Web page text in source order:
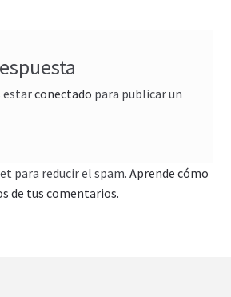
estarconectado para publicar un
para reducir el spam. Aprende cómo
de tus comentarios.